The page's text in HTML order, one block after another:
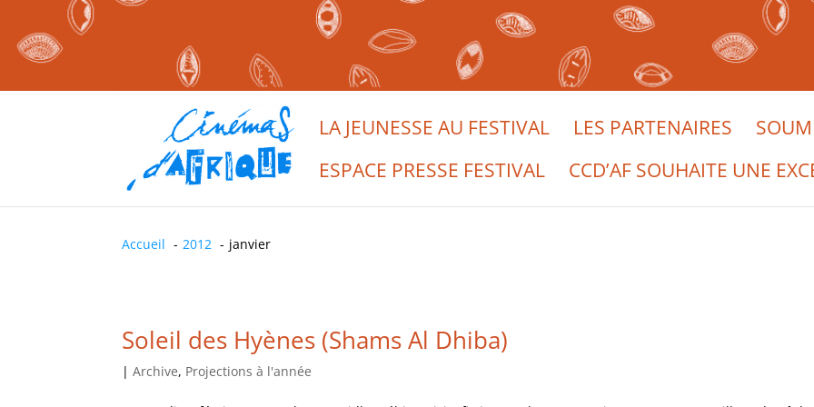
LA JEUNESSE AU FESTIVAL LES PARTENAIRES
ESPACE PRESSE FESTIVAL
CCD’AF SOUHAITE UNE
Accueil 2012 janvier
Soleil des Hyènes (Shams Al Dhiba)
|Archive, Projections à l'année